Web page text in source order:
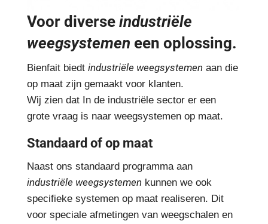
Voor diverse industriële
weegsystemen een oplossing.
Bienfait biedt industriële weegsystemen aan die
op maat zijn gemaakt voor klanten.
Wij zien dat In de industriële sector er een
grote vraag is naar weegsystemen op maat.
Standaard of op maat
Naast ons standaard programma aan
industriële weegsystemen kunnen we ook
specifieke systemen op maat realiseren. Dit
voor speciale afmetingen van weegschalen en